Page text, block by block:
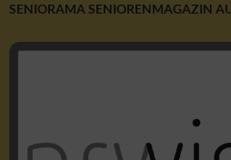
SENIORAMA SENIORENMAGAZIN